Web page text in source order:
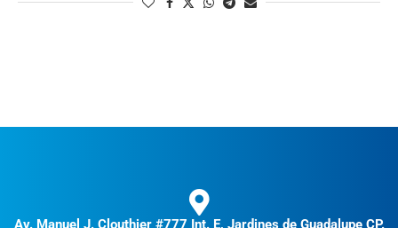
Av. Manuel J. Clouthier #777 Int. E, Jardines de Guadalupe CP.